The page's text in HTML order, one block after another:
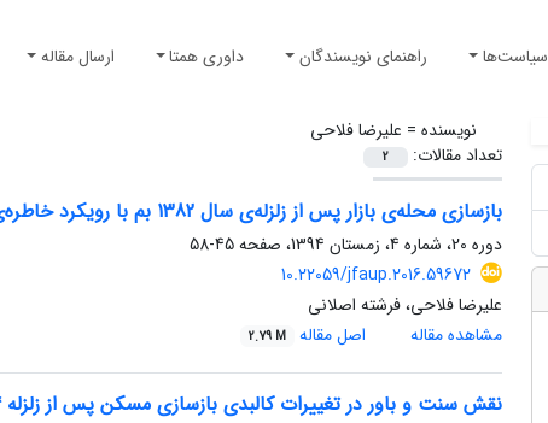
سیاست‌ها راهنمای نویسندگان داوری همتا ارسال مقاله
نویسنده = علیرضا فلاحی
تعداد مقالات:
2
بازسازی محله‌ی بازار پس از زلزله‌ی سال 1382 بم با رویکرد خاطره‌ی جمعی
دوره 20، شماره 4، زمستان 1394، صفحه
45-58
10.22059/jfaup.2016.59672
علیرضا فلاحی، فرشته اصلانی
مشاهده مقاله
اصل مقاله 2.79 M
نقش سنت و باور در تغییرات کالبدی بازسازی مسکن پس از زلزله 1384 جزیره قشم روستای گورزین